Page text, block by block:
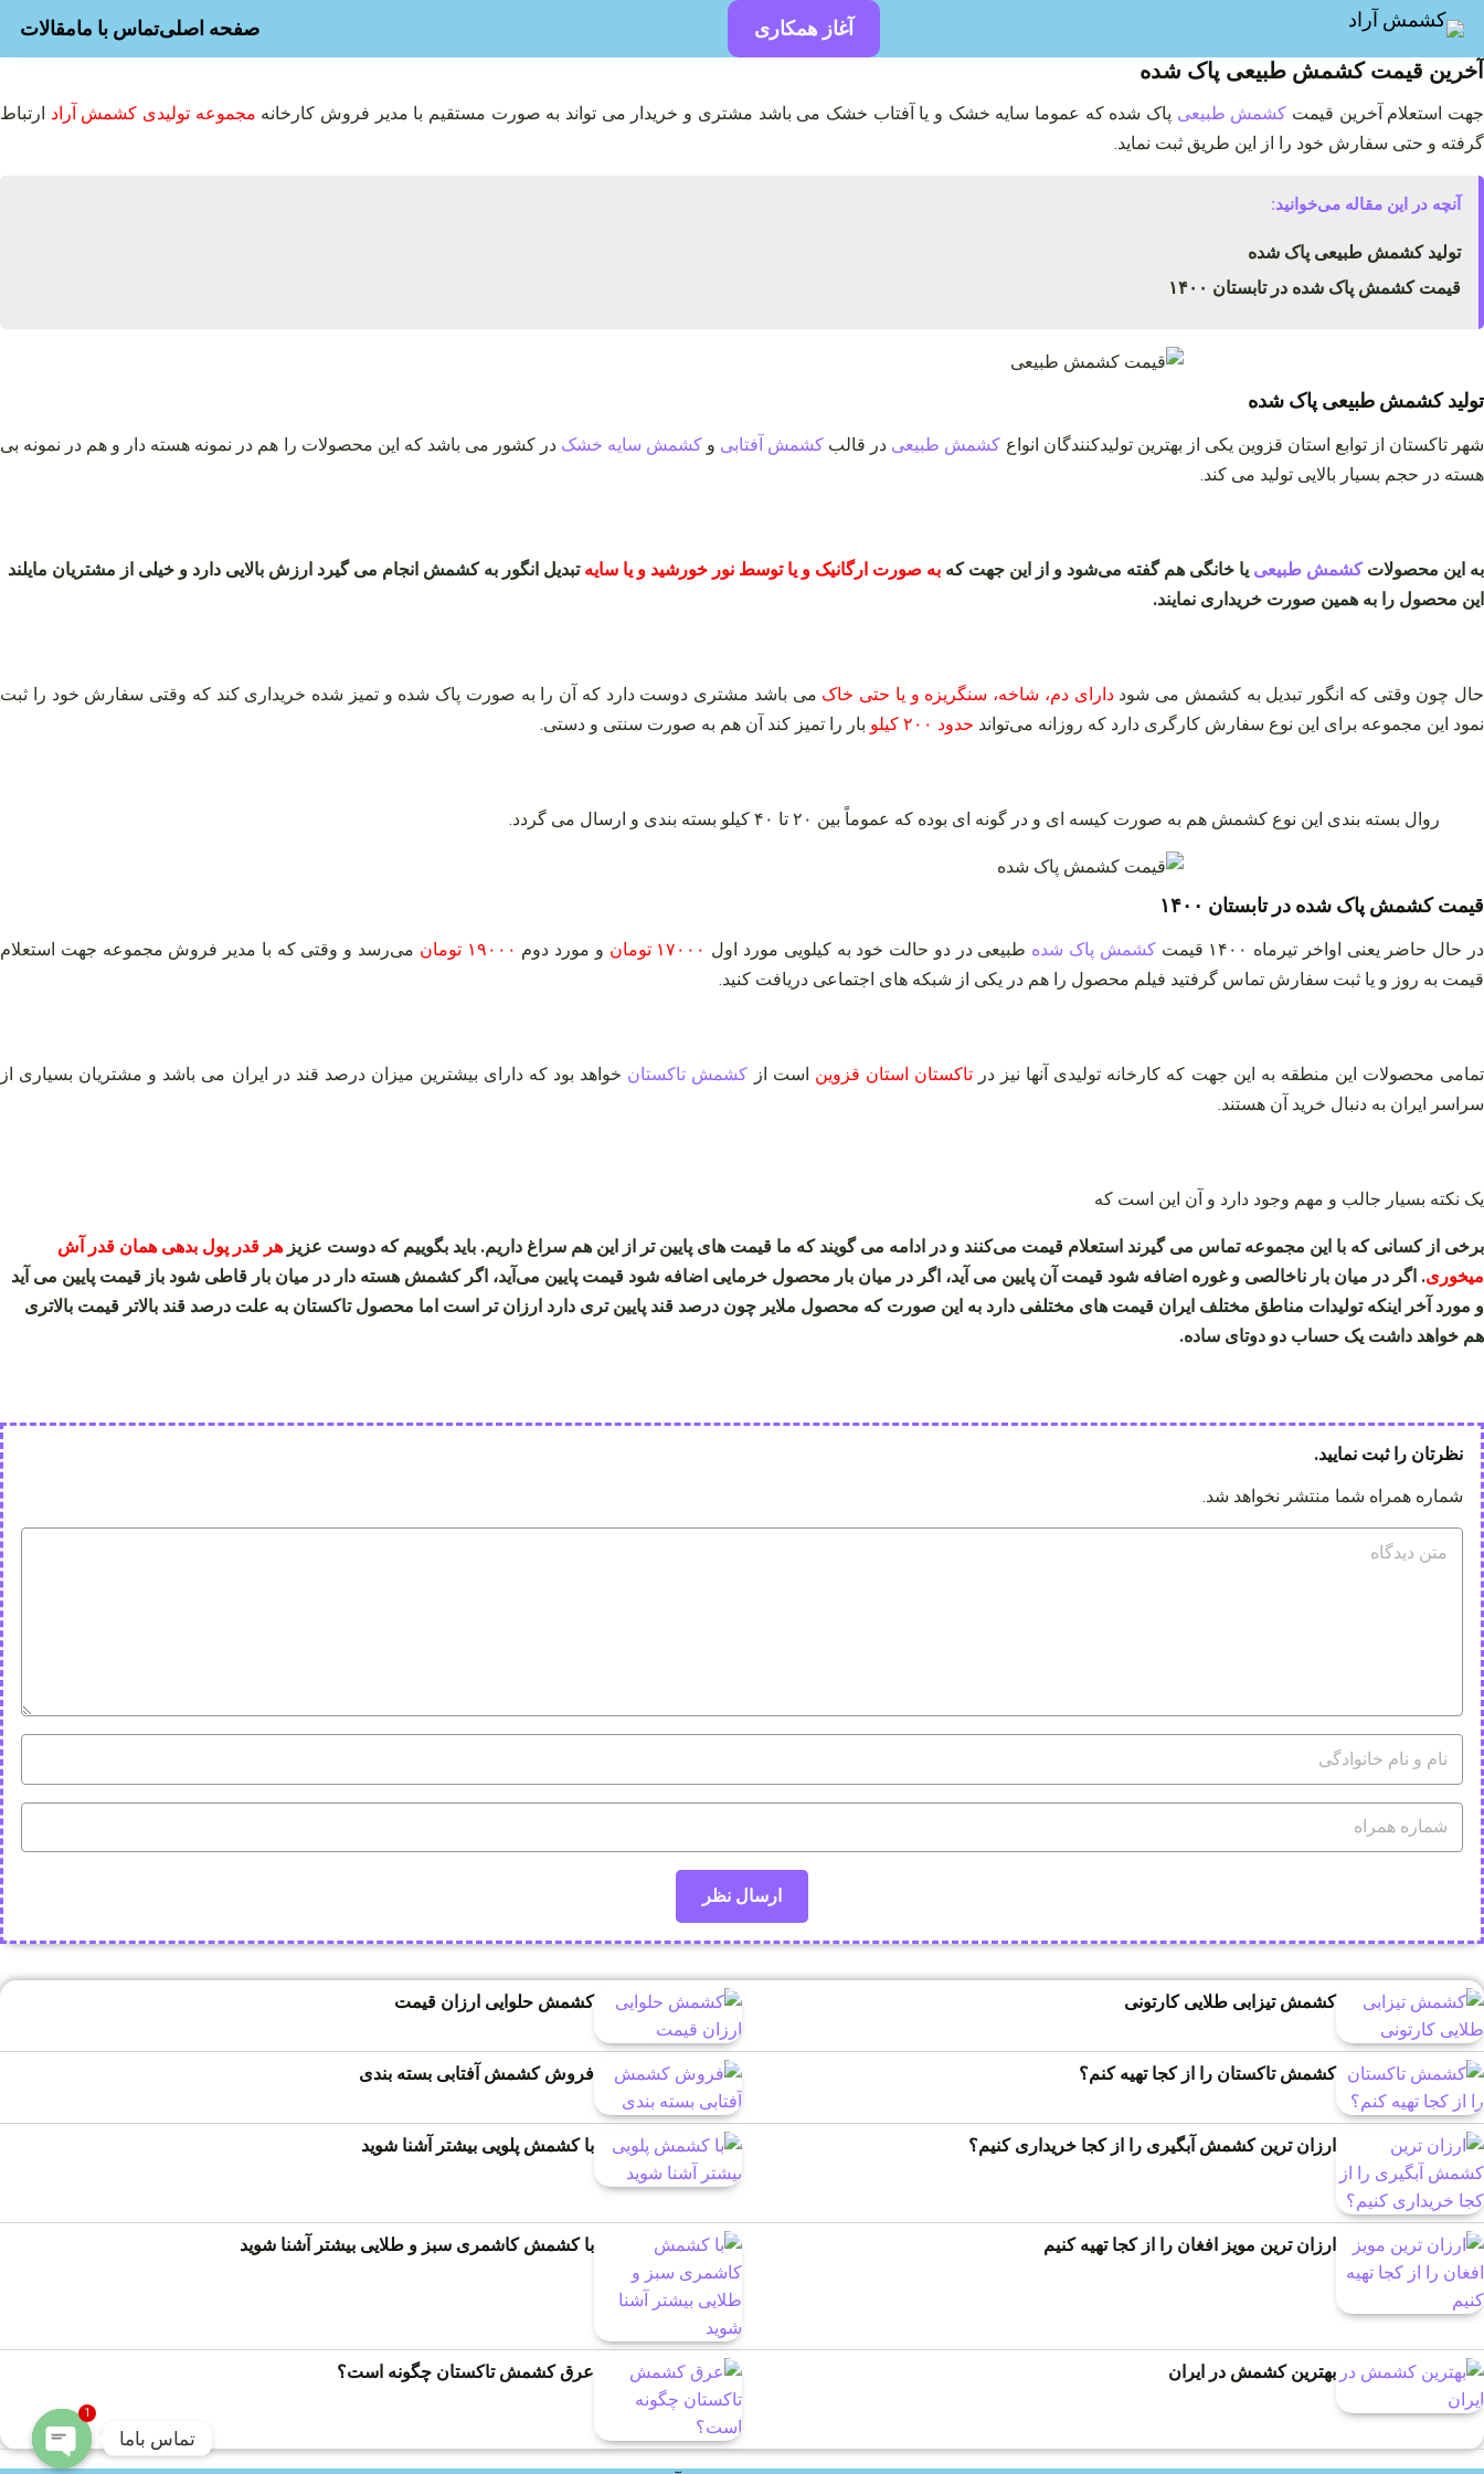
محتوا
آغاز همکاری صفحه اصلیتماس با مامقالات
آخرین قیمت کشمش طبیعی پاک شده
جهت استعلام آخرین قیمت کشمش طبیعی پاک شده که عموما سایه خشک و یا آفتاب خشک می باشد مشتری و خریدار می تواند به صورت مستقیم با مدیر فروش کارخانه مجموعه تولیدی کشمش آراد ارتباط
گرفته و حتی سفارش خود را از این طریق ثبت نماید.
آنچه در این مقاله می‌خوانید:
تولید کشمش طبیعی پاک شده
قیمت کشمش پاک شده در تابستان ۱۴۰۰
تولید کشمش طبیعی پاک شده
شهر تاکستان از توابع استان قزوین یکی از بهترین تولیدکنندگان انواع کشمش طبیعی در قالب کشمش آفتابی و کشمش سایه خشک در کشور می باشد که این محصولات را هم در نمونه هسته دار و هم در نمونه بی
هسته در حجم بسیار بالایی تولید می کند.
به این محصولاتکشمش طبیعی یا خانگی هم گفته می‌شود و از این جهت که به صورت ارگانیک و یا توسط نور خورشید و یا سایه تبدیل انگور به کشمش انجام می گیرد ارزش بالایی دارد و خیلی از مشتریان مایلند
این محصول را به همین صورت خریداری نمایند.
حال چون وقتی که انگور تبدیل به کشمش می شوددارای دم، شاخه، سنگریزه و یا حتی خاک می باشد مشتری دوست دارد که آن را به صورت پاک شده و تمیز شده خریداری کند که وقتی سفارش خود را ثبت
نمود این مجموعه برای این نوع سفارش کارگری دارد که روزانه می‌تواند حدود ۲۰۰ کیلو بار را تمیز کند آن هم به صورت سنتی و دستی.
روال بسته بندی این نوع کشمش هم به صورت کیسه ای و در گونه ای بوده که عموماً بین ۲۰ تا ۴۰ کیلو بسته بندی و ارسال می گردد.
قیمت کشمش پاک شده در تابستان ۱۴۰۰
در حال حاضر یعنی اواخر تیرماه ۱۴۰۰ قیمت کشمش پاک شده طبیعی در دو حالت خود به کیلویی مورد اول ۱۷۰۰۰ تومان و مورد دوم ۱۹۰۰۰ تومان
می‌رسد و وقتی که با مدیر فروش مجموعه جهت استعلام
قیمت به روز و یا ثبت سفارش تماس گرفتید فیلم محصول را هم در یکی از شبکه های اجتماعی دریافت کنید.
تمامی محصولات این منطقه به این جهت که کارخانه تولیدی آنها نیز درتاکستان استان قزوین است از کشمش تاکستان خواهد بود که دارای بیشترین میزان درصد قند در ایران می باشد و مشتریان بسیاری از
سراسر ایران به دنبال خرید آن هستند.
یک نکته بسیار جالب و مهم وجود دارد و آن این است که
برخی از کسانی که با این مجموعه تماس می گیرند استعلام قیمت می‌کنند و در ادامه می گویند که ما قیمت های پایین تر از این هم سراغ داریم. باید بگوییم که دوست عزیز هر قدر پول بدهی همان‌ قدر آش
میخوری. اگر در میان بار ناخالصی و غوره اضافه شود قیمت آن پایین می آید، اگر در میان بار محصول خرمایی اضافه شود قیمت پایین می‌آید، اگر کشمش هسته دار در میان بار قاطی شود باز قیمت پایین می آید
و مورد آخر اینکه تولیدات مناطق مختلف ایران قیمت های مختلفی دارد به این صورت که محصول ملایر چون درصد قند پایین تری دارد ارزان تر است اما محصول تاکستان به علت درصد قند بالاتر قیمت بالاتری
هم خواهد داشت یک حساب دو دوتای ساده.
نظرتان را ثبت نمایید.
شماره همراه شما منتشر نخواهد شد.
کشمش تیزابی طلایی کارتونی کشمش حلوایی ارزان قیمت
کشمش تاکستان را از کجا تهیه کنم؟ فروش کشمش آفتابی بسته بندی
ارزان ترین کشمش آبگیری را از کجا خریداری کنیم؟ با کشمش پلویی بیشتر آشنا شوید
ارزان ترین مویز افغان را از کجا تهیه کنیم با کشمش کاشمری سبز و طلایی بیشتر آشنا شوید
بهترین کشمش در ایران عرق کشمش تاکستان چگونه است؟
تماس باما
1